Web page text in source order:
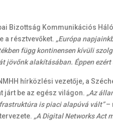
Bizottság Kommunikációs
a résztvevőket. „Európa
függ kontinensen kívüli
jövőnk alakításában. Éppen
hírközlési vezetője, a
járt be az egész világon. „Az
is piaci alapúvá vált”–
„A Digital Networks Act